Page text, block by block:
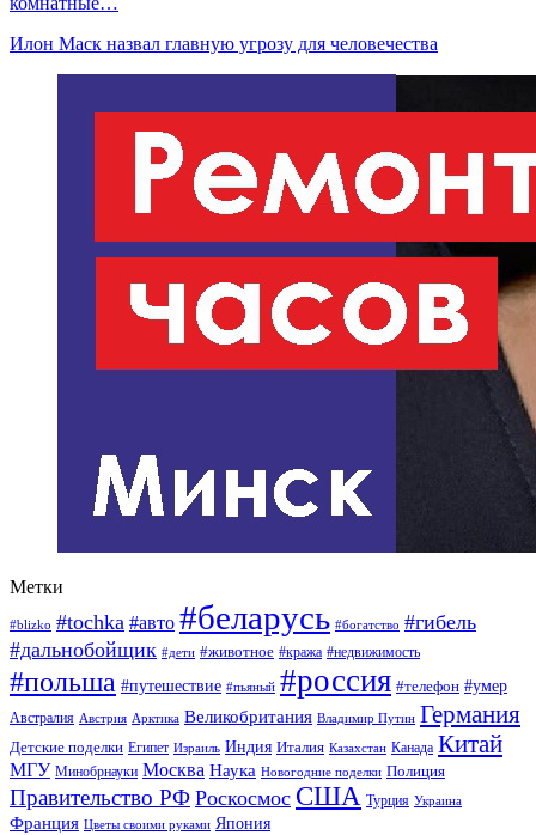
Илон Маск назвал главную угрозу для человечества
Метки
#blizko #tochka #авто #беларусь #богатство #гибель
#дальнобойщик #дети #животное #кража #недвижимость
#польша #путешествие #пьяный #россия #телефон #умер
Австралия Австрия Арктика Великобритания Владимир Путин Германия
Детские поделки Египет Израиль Индия Италия Казахстан Канада Китай
МГУ Минобрнауки Москва Наука Новогодние поделки Полиция
Правительство РФ Роскосмос США Турция Украина
Франция Цветы своими руками Япония